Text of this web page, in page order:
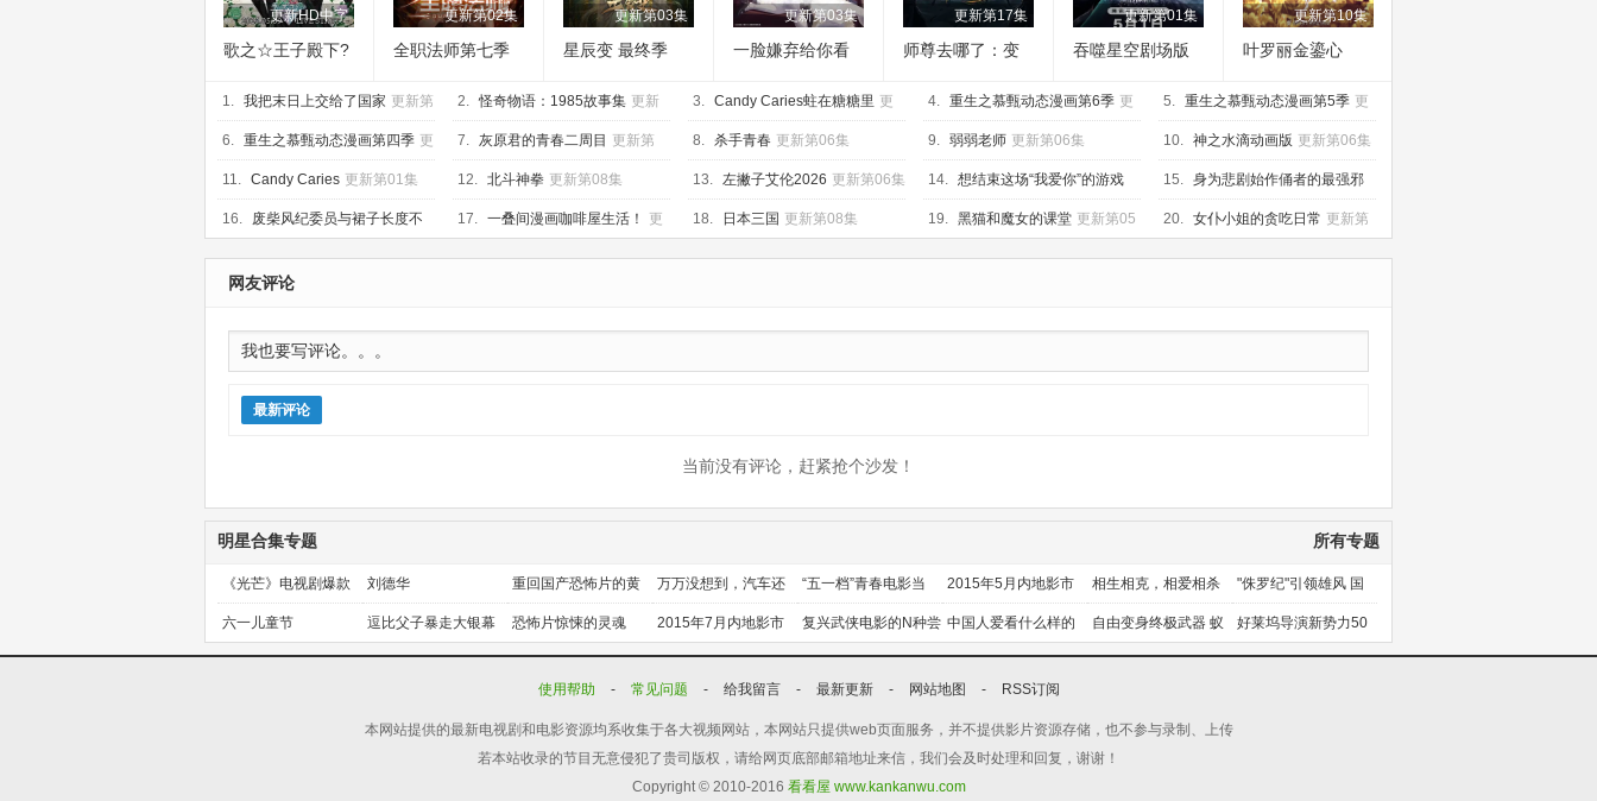
更新HD中字
歌之☆王子殿下?
XXXX剧场版
更新第02集
全职法师第七季
更新第03集
星辰变 最终季
更新第03集
一脸嫌弃给你看
更新第17集
师尊去哪了：变
儿rua秃
更新第01集
吞噬星空剧场版
更新第10集
叶罗丽金鎏心
1. 我把末日上交给了国家 更新第
17集
2. 怪奇物语：1985故事集 更新
第10集
3. Candy Caries蛀在糖糖里 更
新第05集
4. 重生之慕甄动态漫画第6季 更
新第40集
5. 重生之慕甄动态漫画第5季 更
新第20集
6. 重生之慕甄动态漫画第四季 更
新第20集
7. 灰原君的青春二周目 更新第
07集
8. 杀手青春 更新第06集 9. 弱弱老师 更新第06集 10. 神之水滴动画版 更新第06集
11. Candy Caries 更新第01集 12. 北斗神拳 更新第08集 13. 左撇子艾伦2026 更新第06集 14. 想结束这场“我爱你”的游戏
更新第05集
15. 身为悲剧始作俑者的最强邪
恶BOSS女王为民竭心尽力。第 更
新第06集
16. 废柴风纪委员与裙子长度不
合规的JK的故事 更新第06集
17. 一叠间漫画咖啡屋生活！ 更
新第06集
18. 日本三国 更新第08集 19. 黑猫和魔女的课堂 更新第05
集
20. 女仆小姐的贪吃日常 更新第
08集
网友评论
最新评论
当前没有评论，赶紧抢个沙发！
所有专题
明星合集专题
《光芒》电视剧爆款
预定！
刘德华 重回国产恐怖片的黄
金时代
万万没想到，汽车还
能干这个？
“五一档”青春电影当
道
2015年5月内地影市
前瞻
相生相克，相爱相杀 "侏罗纪"引领雄风 国
产片下旬逆袭
六一儿童节 逗比父子暴走大银幕 恐怖片惊悚的灵魂 2015年7月内地影市
前瞻
复兴武侠电影的N种尝
试
中国人爱看什么样的
喜剧？
自由变身终极武器 蚁
人能力使用者大盘点
好莱坞导演新势力50
人上篇
使用帮助
- 常见问题 - 给我留言 - 最新更新 - 网站地图 - RSS订阅
本网站提供的最新电视剧和电影资源均系收集于各大视频网站，本网站只提供web页面服务，并不提供影片资源存储，也不参与录制、上传
若本站收录的节目无意侵犯了贵司版权，请给网页底部邮箱地址来信，我们会及时处理和回复，谢谢！
Copyright © 2010-2016 看看屋 www.kankanwu.com